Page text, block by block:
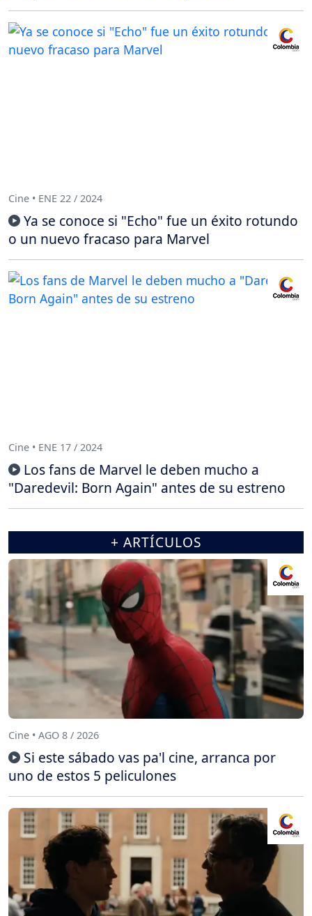
Cine • ENE 22 / 2024
Ya se conoce si "Echo" fue un éxito rotundo
o un nuevo fracaso para Marvel
Cine • ENE 17 / 2024
Los fans de Marvel le deben mucho a
"Daredevil: Born Again" antes de su estreno
+ ARTÍCULOS
Cine • AGO 8 / 2026
Si este sábado vas pa'l cine, arranca por
uno de estos 5 peliculones